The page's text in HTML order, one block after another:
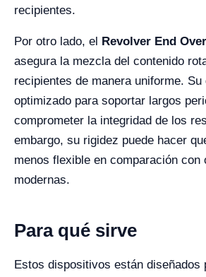
recipientes.
Por otro lado, el Revolver End
asegura la mezcla del contenido
recipientes de manera uniforme. Su
optimizado para soportar largos
comprometer la integridad de los
embargo, su rigidez puede hacer
menos flexible en comparación con
modernas.
Para qué sirve
Estos dispositivos están diseñados